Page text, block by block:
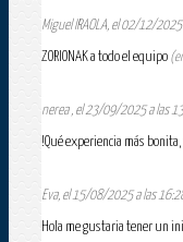
Miguel IRAOLA, el 02/12/
ZORIONAK a todo el equipo
nerea , el 23/09/2025 a las
!Qué experiencia más
Eva, el 15/08/2025 a las
Hola me gustaria tener un